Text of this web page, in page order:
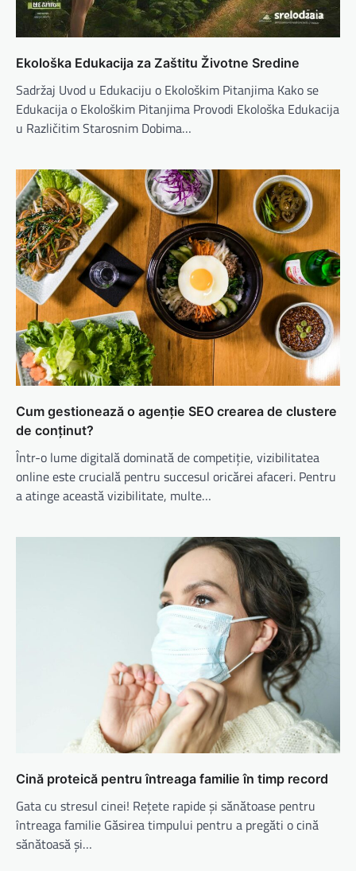
Ekološka Edukacija za Zaštitu Životne Sredine
Sadržaj Uvod u Edukaciju o Ekološkim Pitanjima Kako se
Edukacija o Ekološkim Pitanjima Provodi Ekološka Edukacija
u Različitim Starosnim Dobima…
Cum gestionează o agenție SEO crearea de clustere
de conținut?
Într-o lume digitală dominată de competiție, vizibilitatea
online este crucială pentru succesul oricărei afaceri. Pentru
a atinge această vizibilitate, multe…
Cină proteică pentru întreaga familie în timp record
Gata cu stresul cinei! Rețete rapide și sănătoase pentru
întreaga familie Găsirea timpului pentru a pregăti o cină
sănătoasă și…